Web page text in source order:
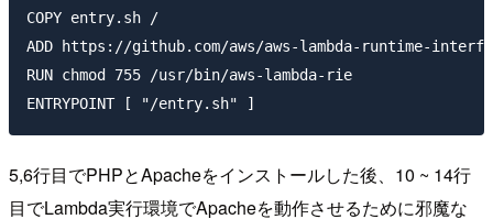
COPY entry.sh /
ADD https://github.com/aws/aws-lambda-runtime-
RUN chmod 755 /usr/bin/aws-lambda-rie
5,6行目でPHPとApacheをインストールした後、10 ~ 14行
目でLambda実行環境でApacheを動作させるために邪魔な